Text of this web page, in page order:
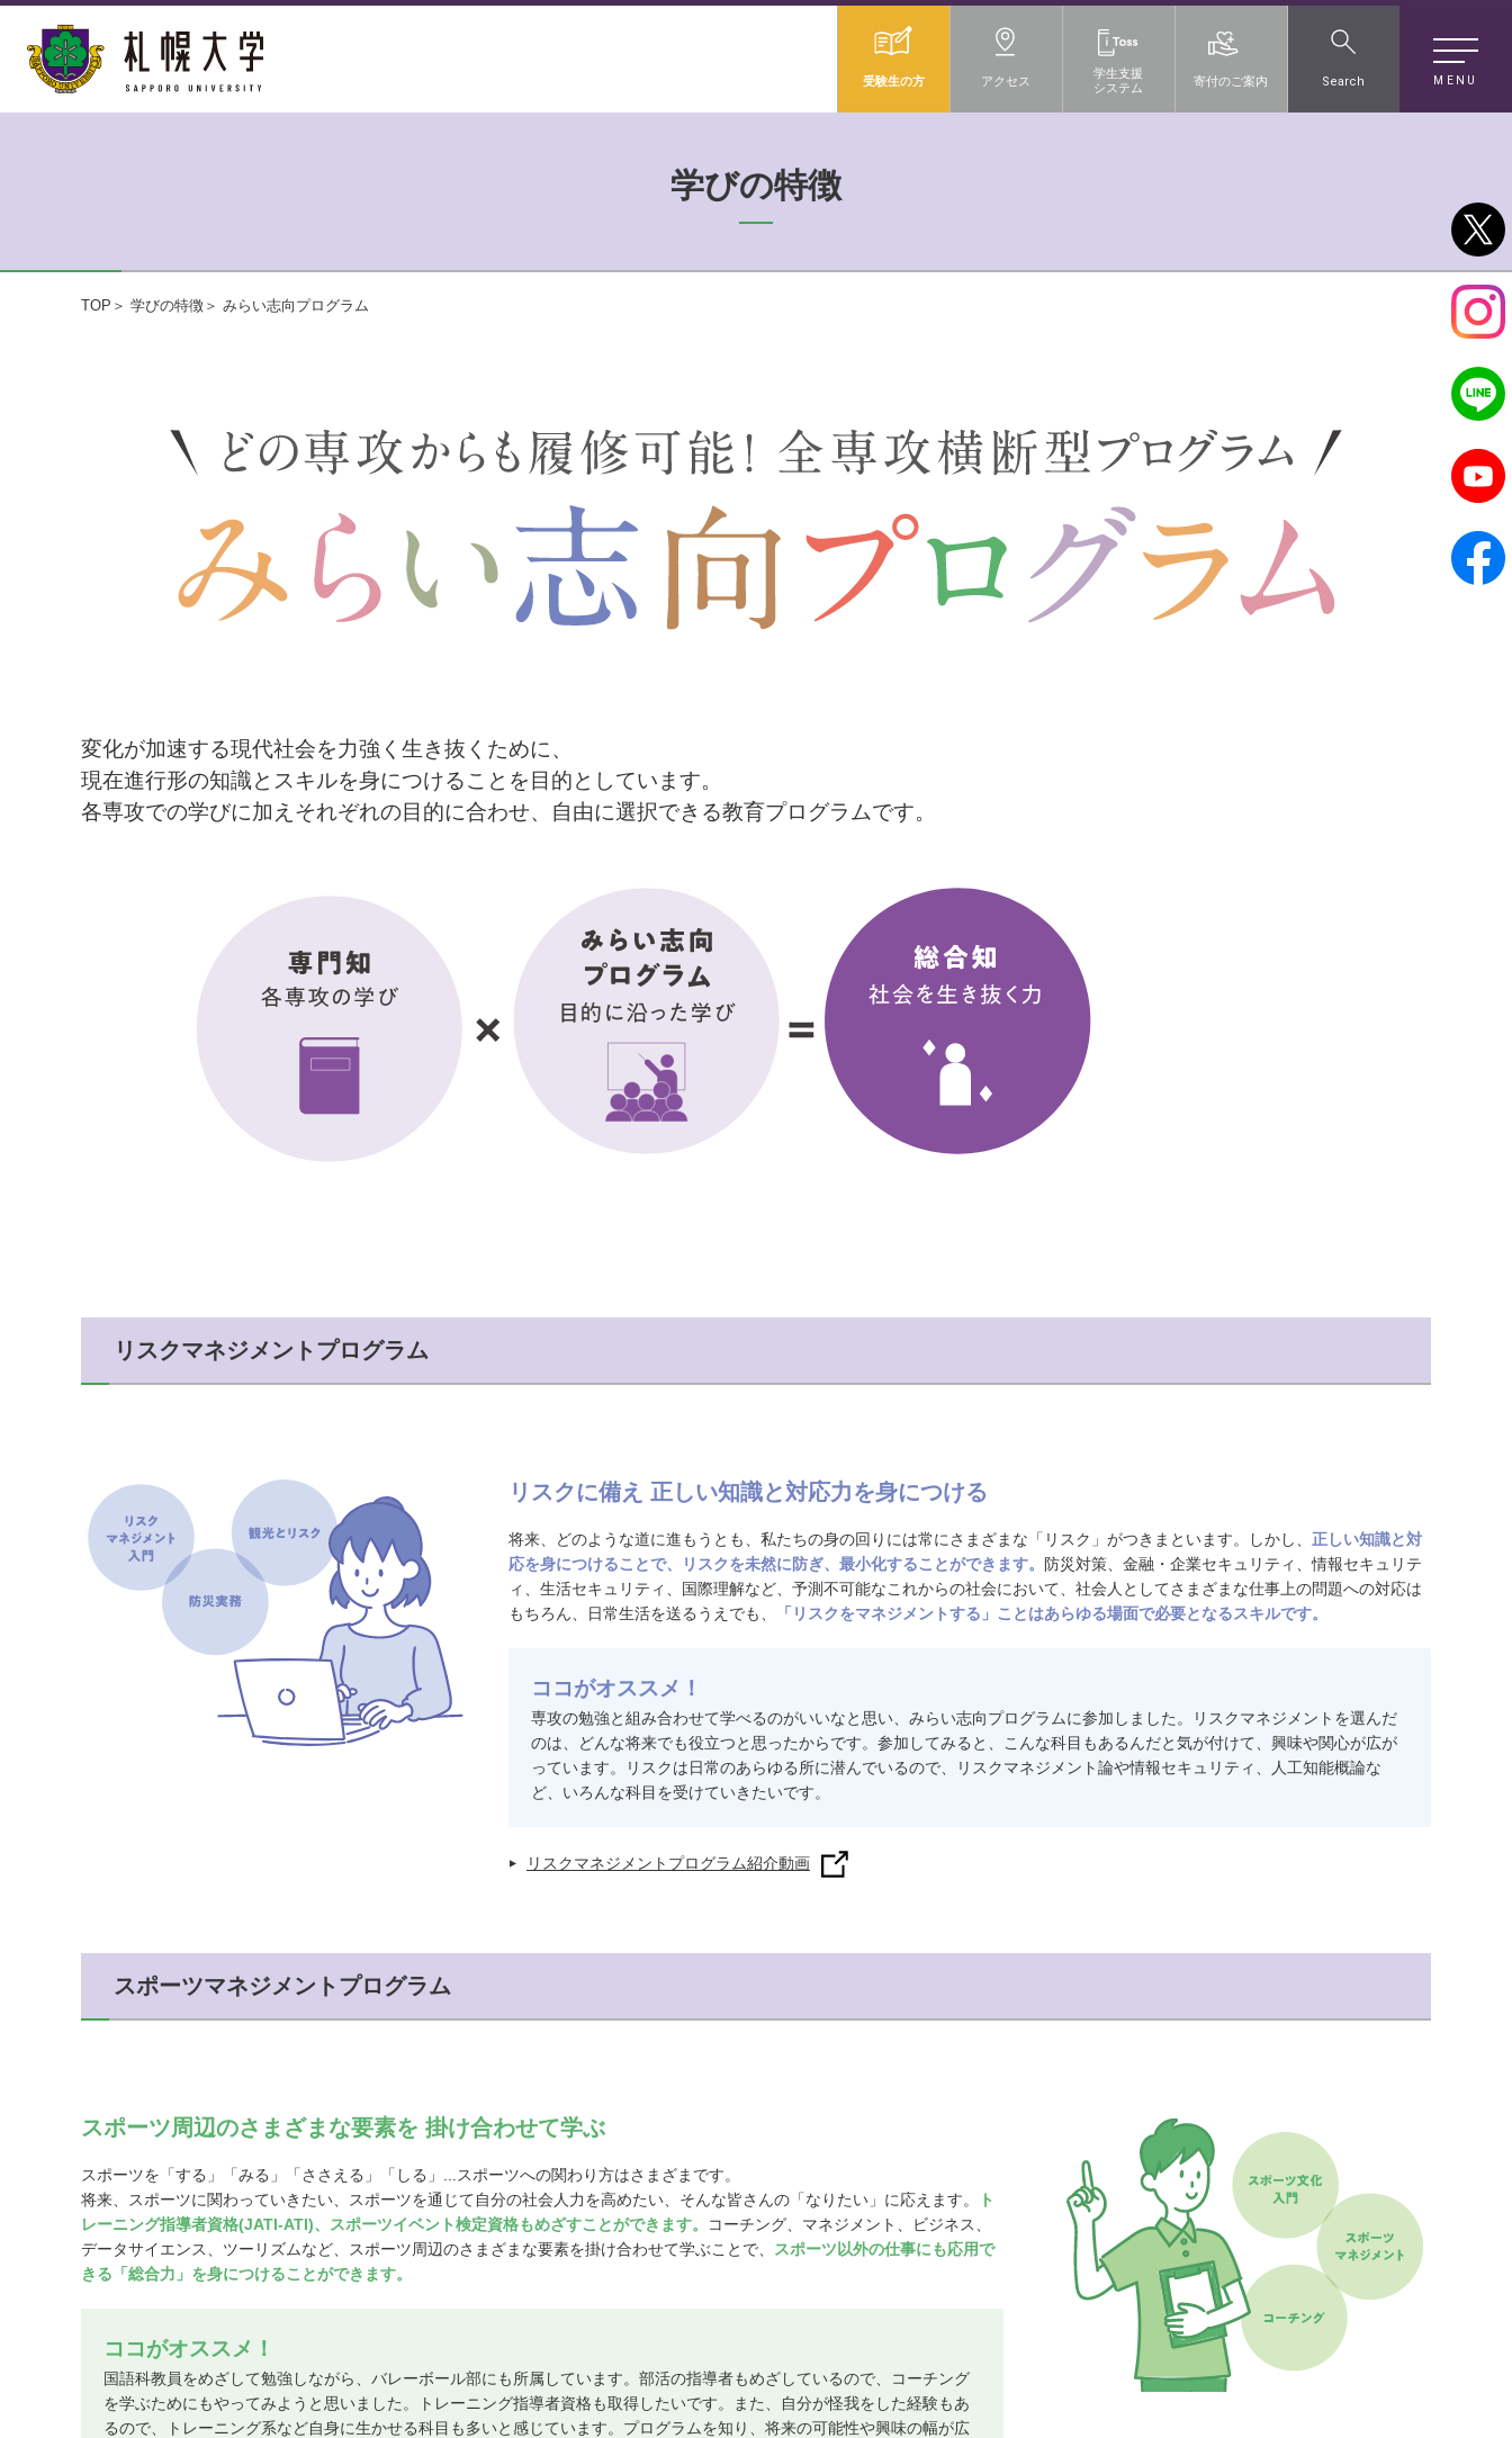
MENU
受験生の方 アクセス
学生支援
システム
寄付のご案内 Search
学びの特徴
TOP 学びの特徴 みらい志向プログラム
変化が加速する現代社会を力強く生き抜くために、
現在進行形の知識とスキルを身につけることを目的としています。
各専攻での学びに加えそれぞれの目的に合わせ、 自由に選択できる教育プログラムです。
リスクマネジメントプログラム
リスクに備え 正しい知識と対応力を身につける
将来、どのような道に進もうとも、私たちの身の回りには常にさまざまな「リスク」がつきまといます。しかし、 正しい知識と対
応を身につけることで、リスクを未然に防ぎ、最小化することができます。 防災対策、金融・企業セキュリティ、情報セキュリテ
ィ、生活セキュリティ、国際理解など、予測不可能なこれからの社会において、社会人としてさまざまな仕事上の問題への対応は
もちろん、日常生活を送るうえでも、
「リスクをマネジメントする」ことはあらゆる場面で必要となるスキルです。
ココがオススメ！
専攻の勉強と組み合わせて学べるのがいいなと思い、みらい志向プログラムに参加しました。リスクマネジメントを選んだ
のは、どんな将来でも役立つと思ったからです。参加してみると、こんな科目もあるんだと気が付けて、興味や関心が広が
っています。リスクは日常のあらゆる所に潜んでいるので、リスクマネジメント論や情報セキュリティ、人工知能概論な
ど、いろんな科目を受けていきたいです。
リスクマネジメントプログラム紹介動画
スポーツマネジメントプログラム
スポーツ周辺のさまざまな要素を 掛け合わせて学ぶ
スポーツを「する」「みる」「ささえる」「しる」...スポーツへの関わり方はさまざまです。
将来、スポーツに関わっていきたい、スポーツを通じて自分の社会人力を高めたい、そんな皆さんの「なりたい」に応えます。
ト
レーニング指導者資格(JATI-ATI)、スポーツイベント検定資格もめざすことができます。
コーチング、マネジメント、ビジネス、
データサイエンス、ツーリズムなど、スポーツ周辺のさまざまな要素を掛け合わせて学ぶことで、
スポーツ以外の仕事にも応用で
きる「総合力」を身につけることができます。
ココがオススメ！
国語科教員をめざして勉強しながら、バレーボール部にも所属しています。部活の指導者もめざしているので、コーチング
を学ぶためにもやってみようと思いました。トレーニング指導者資格も取得したいです。また、自分が怪我をした経験もあ
るので、トレーニング系など自身に生かせる科目も多いと感じています。プログラムを知り、将来の可能性や興味の幅が広